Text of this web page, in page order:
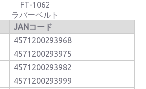
FT-1062
ラバーベルト
JANコード
4571200293968
4571200293975
4571200293982
4571200293999